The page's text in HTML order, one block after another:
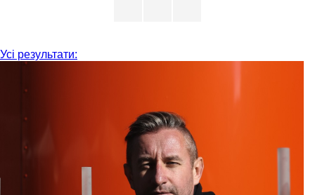
Усі результати: